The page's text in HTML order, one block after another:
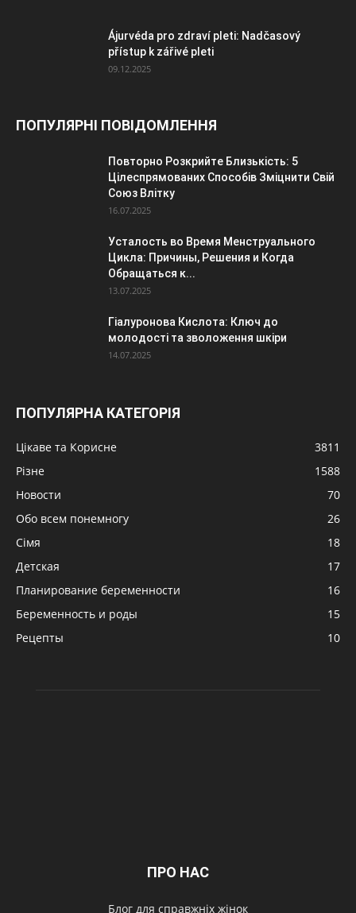
Ájurvéda pro zdraví pleti: Nadčasový
přístup k zářivé pleti
09.12.2025
ПОПУЛЯРНІ ПОВІДОМЛЕННЯ
Повторно Розкрийте Близькість: 5
Цілеспрямованих Способів Зміцнити Свій
Союз Влітку
16.07.2025
Усталость во Время Менструального
Цикла: Причины, Решения и Когда
Обращаться к...
13.07.2025
Гіалуронова Кислота: Ключ до
молодості та зволоження шкіри
14.07.2025
ПОПУЛЯРНА КАТЕГОРІЯ
Цікаве та Корисне
3811
Різне
1588
Новости
70
Обо всем понемногу
26
Сімя
18
Детская
17
Планирование беременности
16
Беременность и роды
15
Рецепты
10
ПРО НАС
Блог для справжніх жінок